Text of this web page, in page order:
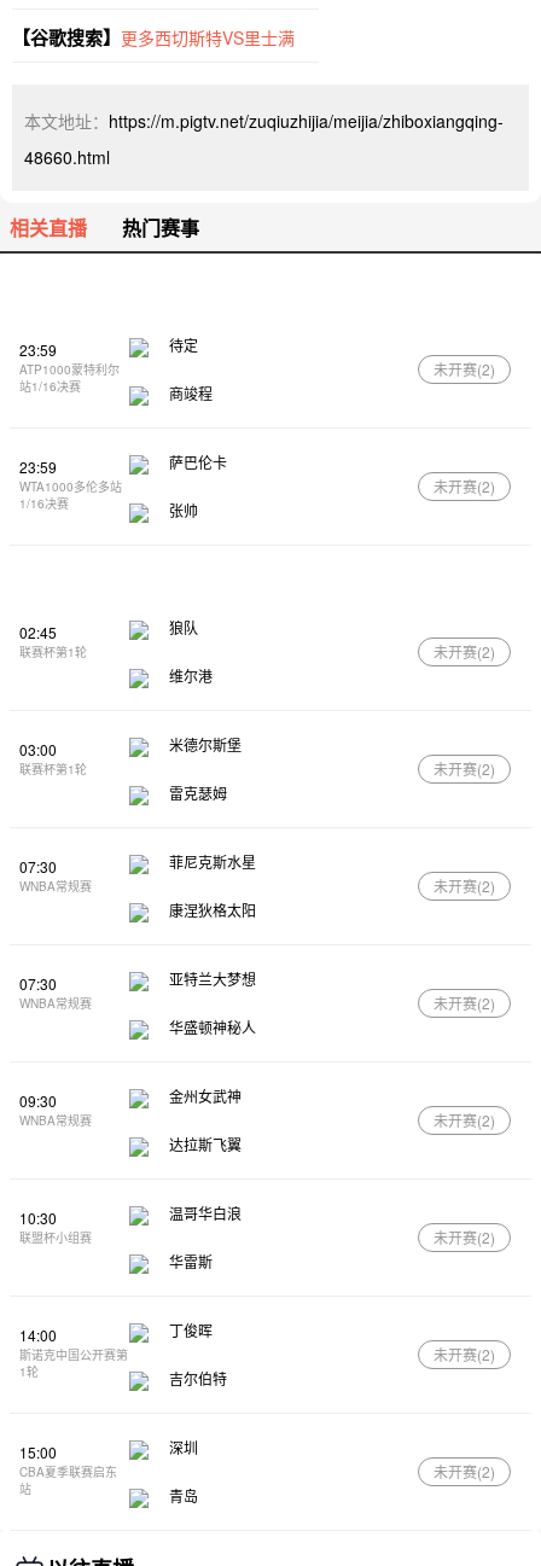
【谷歌搜索】 更多西切斯特VS里士满
本文地址： https://m.pigtv.net/zuqiuzhijia/meijia/zhiboxiangqing-
48660.html
相关直播 热门赛事
23:59
ATP1000蒙特利尔
站1/16决赛
待定
商竣程
未开赛(2)
23:59
WTA1000多伦多站
1/16决赛
萨巴伦卡
张帅
未开赛(2)
02:45
联赛杯第1轮
狼队
维尔港
未开赛(2)
03:00
联赛杯第1轮
米德尔斯堡
雷克瑟姆
未开赛(2)
07:30
WNBA常规赛
菲尼克斯水星
康涅狄格太阳
未开赛(2)
07:30
WNBA常规赛
亚特兰大梦想
华盛顿神秘人
未开赛(2)
09:30
WNBA常规赛
金州女武神
达拉斯飞翼
未开赛(2)
10:30
联盟杯小组赛
温哥华白浪
华雷斯
未开赛(2)
14:00
斯诺克中国公开赛第
1轮
丁俊晖
吉尔伯特
未开赛(2)
15:00
CBA夏季联赛启东
站
深圳
青岛
未开赛(2)